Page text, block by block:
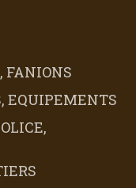
FANIONS
EQUIPEMENTS